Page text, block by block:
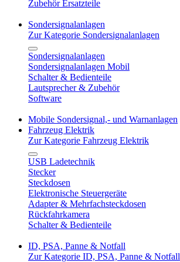
Zubehör Ersatzteile
Sondersignalanlagen
Zur Kategorie Sondersignalanlagen
Sondersignalanlagen
Sondersignalanlagen Mobil
Schalter & Bedienteile
Lautsprecher & Zubehör
Software
Mobile Sondersignal,- und Warnanlagen
Fahrzeug Elektrik
Zur Kategorie Fahrzeug Elektrik
USB Ladetechnik
Stecker
Steckdosen
Elektronische Steuergeräte
Adapter & Mehrfachsteckdosen
Rückfahrkamera
Schalter & Bedienteile
ID, PSA, Panne & Notfall
Zur Kategorie ID, PSA, Panne & Notfall